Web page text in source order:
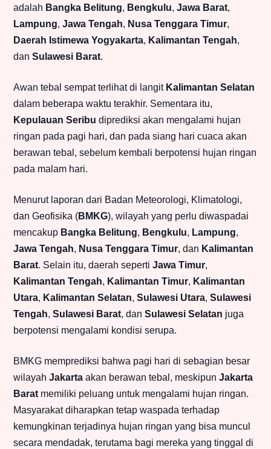
adalah Bangka Belitung, Bengkulu, Jawa Barat,
Lampung, Jawa Tengah, Nusa Tenggara Timur,
Daerah Istimewa Yogyakarta, Kalimantan Tengah,
dan Sulawesi Barat.
Awan tebal sempat terlihat di langit Kalimantan Selatan
dalam beberapa waktu terakhir. Sementara itu,
Kepulauan Seribu diprediksi akan mengalami hujan
ringan pada pagi hari, dan pada siang hari cuaca akan
berawan tebal, sebelum kembali berpotensi hujan ringan
pada malam hari.
Menurut laporan dari Badan Meteorologi, Klimatologi,
dan Geofisika (BMKG), wilayah yang perlu diwaspadai
mencakup Bangka Belitung, Bengkulu, Lampung,
Jawa Tengah, Nusa Tenggara Timur, dan Kalimantan
Barat. Selain itu, daerah seperti Jawa Timur,
Kalimantan Tengah, Kalimantan Timur, Kalimantan
Utara, Kalimantan Selatan, Sulawesi Utara, Sulawesi
Tengah, Sulawesi Barat, dan Sulawesi Selatan juga
berpotensi mengalami kondisi serupa.
BMKG memprediksi bahwa pagi hari di sebagian besar
wilayah Jakarta akan berawan tebal, meskipun Jakarta
Barat memiliki peluang untuk mengalami hujan ringan.
Masyarakat diharapkan tetap waspada terhadap
kemungkinan terjadinya hujan ringan yang bisa muncul
secara mendadak, terutama bagi mereka yang tinggal di